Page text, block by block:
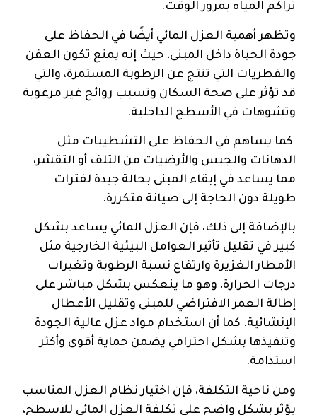
تراكم المياه بمرور الوقت.
وتظهر أهمية العزل المائي أيضًا في الحفاظ على
جودة الحياة داخل المبنى، حيث إنه يمنع تكون العفن
والفطريات التي تنتج عن الرطوبة المستمرة، والتي
قد تؤثر على صحة السكان وتسبب روائح غير مرغوبة
وتشوهات في الأسطح الداخلية.
كما يساهم في الحفاظ على التشطيبات مثل
الدهانات والجبس والأرضيات من التلف أو التقشر،
مما يساعد في إبقاء المبنى بحالة جيدة لفترات
طويلة دون الحاجة إلى صيانة متكررة.
بالإضافة إلى ذلك، فإن العزل المائي يساعد بشكل
كبير في تقليل تأثير العوامل البيئية الخارجية مثل
الأمطار الغزيرة وارتفاع نسبة الرطوبة وتغيرات
درجات الحرارة، وهو ما ينعكس بشكل مباشر على
إطالة العمر الافتراضي للمبنى وتقليل الأعطال
الإنشائية. كما أن استخدام مواد عزل عالية الجودة
وتنفيذها بشكل احترافي يضمن حماية أقوى وأكثر
استدامة.
ومن ناحية التكلفة، فإن اختيار نظام العزل المناسب
يؤثر بشكل واضح على تكلفة العزل المائي للاسطح،